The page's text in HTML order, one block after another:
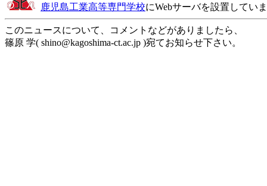
鹿児島工業高等専門学校にWebサーバを設置してい
このニュースについて、コメントなどがありましたら、
篠原 学( shino@kagoshima-ct.ac.jp )宛てお知らせ下さい。